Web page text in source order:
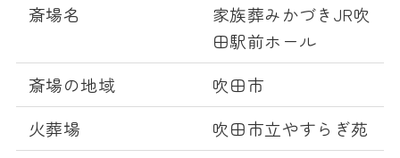
斎場名
家族葬みかづきJR吹
田駅前ホール
斎場の地域
吹田市
火葬場
吹田市立やすらぎ苑